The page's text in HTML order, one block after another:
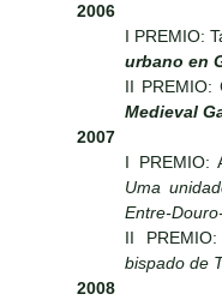
2006
I PREMIO:
urbano en
II PREMIO:
Medieval
2007
I PREMIO:
Uma
Entre-
II
bispado de
2008